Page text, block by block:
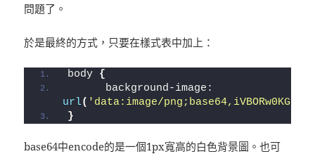
問題了。
於是最終的方式，只要在樣式表中加上：
body {
url( 'data:image/
}
base64中encode的是一個1px寬高的白色背景圖。也可